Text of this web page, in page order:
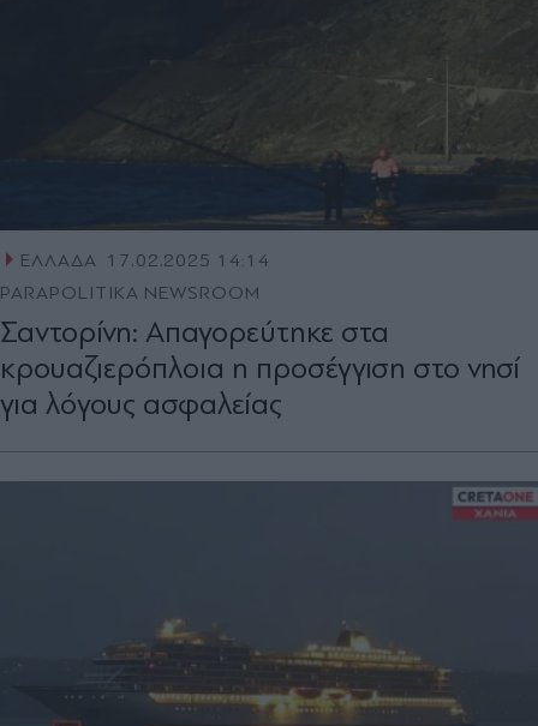
ΕΛΛΑΔΑ 17.02.2025 14:14
PARAPOLITIKA NEWSROOM
Σαντορίνη: Απαγορεύτηκε στα
κρουαζιερόπλοια η προσέγγιση στο νησί
για λόγους ασφαλείας